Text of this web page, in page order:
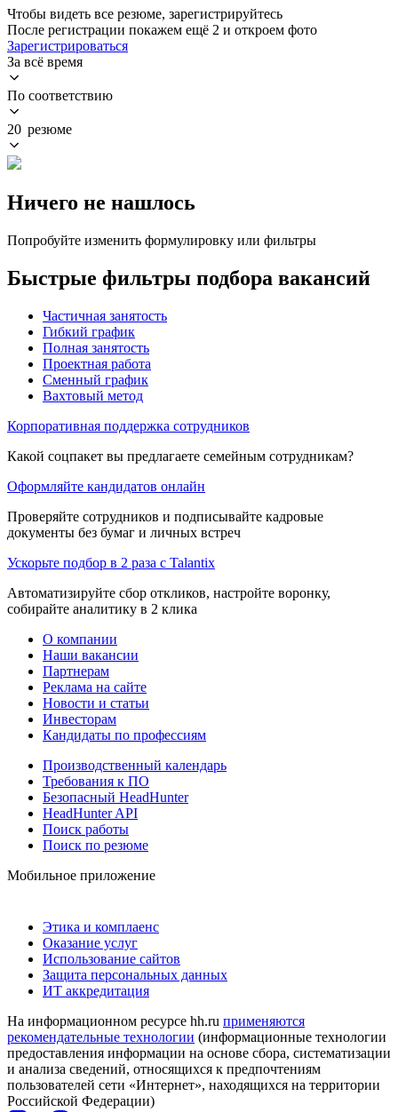
Чтобы видеть все резюме, зарегистрируйтесь
После регистрации покажем ещё 2 и откроем фото
Зарегистрироваться
За всё время
По соответствию
20 резюме
Ничего не нашлось
Попробуйте изменить формулировку или фильтры
Быстрые фильтры подбора вакансий
Частичная занятость
Гибкий график
Полная занятость
Проектная работа
Сменный график
Вахтовый метод
Корпоративная поддержка сотрудников
Какой соцпакет вы предлагаете семейным сотрудникам?
Оформляйте кандидатов онлайн
Проверяйте сотрудников и подписывайте кадровые
документы без бумаг и личных встреч
Ускорьте подбор в 2 раза с Talantix
Автоматизируйте сбор откликов, настройте воронку,
собирайте аналитику в 2 клика
О компании
Наши вакансии
Партнерам
Реклама на сайте
Новости и статьи
Инвесторам
Кандидаты по профессиям
Производственный календарь
Требования к ПО
Безопасный HeadHunter
HeadHunter API
Поиск работы
Поиск по резюме
Мобильное приложение
Этика и комплаенс
Оказание услуг
Использование сайтов
Защита персональных данных
ИТ аккредитация
На информационном ресурсе hh.ru применяются
рекомендательные технологии (информационные технологии
предоставления информации на основе сбора, систематизации
и анализа сведений, относящихся к предпочтениям
пользователей сети «Интернет», находящихся на территории
Российской Федерации)